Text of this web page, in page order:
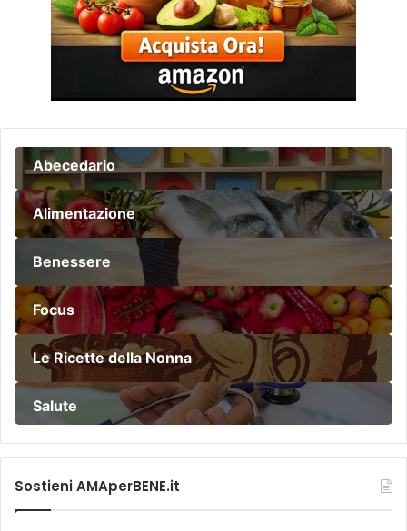
Abecedario
Alimentazione
Benessere
Focus
Le Ricette della Nonna
Salute
Sostieni AMAperBENE.it